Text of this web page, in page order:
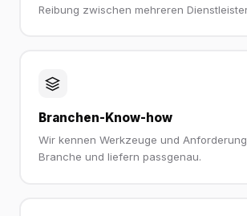
Reibung zwischen mehreren
Branchen-Know-how
Wir kennen Werkzeuge und
Branche und liefern passgenau.